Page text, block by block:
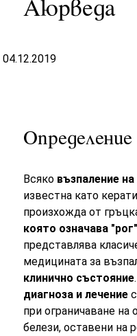
Аюрведа
04.12.2019
Определение
Всяко възпаление
известна като
произхожда от
която означава
представлява
медицината за
клинично състояние
диагноза и лечение
при ограничаване
белези, оставени на